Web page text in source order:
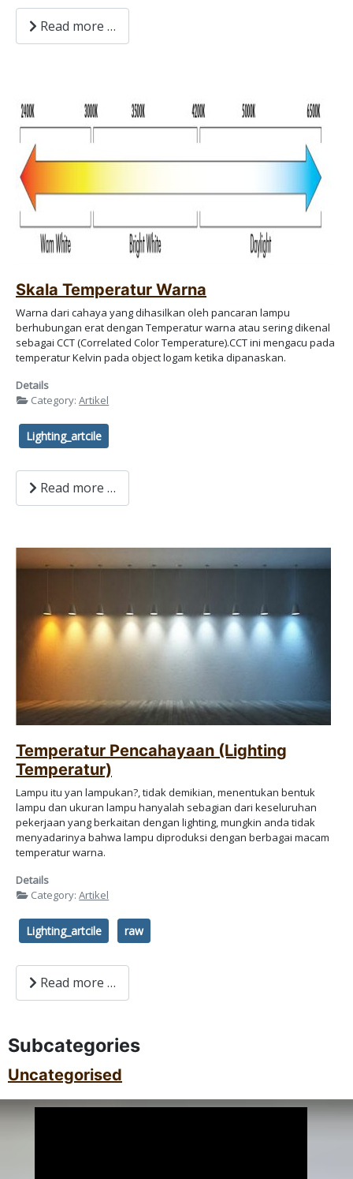
Read more …
Skala Temperatur Warna
Warna dari cahaya yang dihasilkan oleh pancaran lampu
berhubungan erat dengan Temperatur warna atau sering dikenal
sebagai CCT (Correlated Color Temperature).CCT ini mengacu pada
temperatur Kelvin pada object logam ketika dipanaskan.
Details
Category:Artikel
Lighting_artcile
Read more …
Temperatur Pencahayaan (Lighting
Temperatur)
Lampu itu yan lampukan?, tidak demikian, menentukan bentuk
lampu dan ukuran lampu hanyalah sebagian dari keseluruhan
pekerjaan yang berkaitan dengan lighting, mungkin anda tidak
menyadarinya bahwa lampu diproduksi dengan berbagai macam
temperatur warna.
Details
Category:Artikel
Lighting_artcile raw
Read more …
Subcategories
Uncategorised